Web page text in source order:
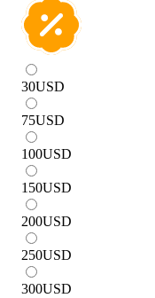
30USD
75USD
100USD
150USD
200USD
250USD
300USD